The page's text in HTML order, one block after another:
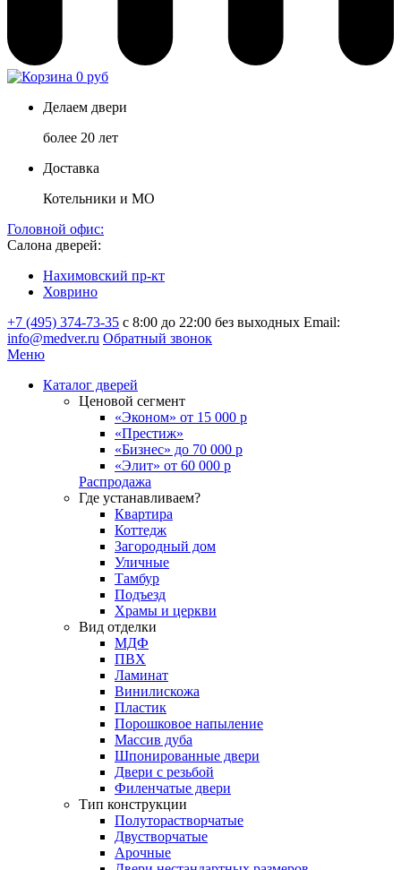
0 руб
Делаем двери
более 20 лет
Доставка
Котельники и МО
Головной офис:
Салона дверей:
Нахимовский пр-кт
Ховрино
+7 (495) 374-73-35 с 8:00 до 22:00 без выходных Email:
info@medver.ru Обратный звонок
Меню
Каталог дверей
Ценовой сегмент
«Эконом» от 15 000 р
«Престиж»
«Бизнес» до 70 000 р
«Элит» от 60 000 р
Распродажа
Где устанавливаем?
Квартира
Коттедж
Загородный дом
Уличные
Тамбур
Подъезд
Храмы и церкви
Вид отделки
МДФ
ПВХ
Ламинат
Винилискожа
Пластик
Порошковое напыление
Массив дуба
Шпонированные двери
Двери с резьбой
Филенчатые двери
Тип конструкции
Полуторастворчатые
Двустворчатые
Арочные